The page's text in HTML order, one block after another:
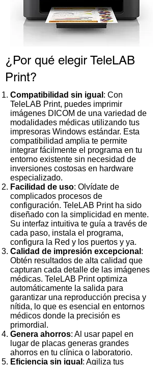
¿Por qué elegir TeleLAB
Print?
Compatibilidad sin igual : Con
TeleLAB Print, puedes imprimir
imágenes DICOM de una variedad de
modalidades médicas utilizando tus
impresoras Windows estándar. Esta
compatibilidad amplia te permite
integrar fácilmente el programa en tu
entorno existente sin necesidad de
inversiones costosas en hardware
especializado.
Facilidad de uso: Olvídate de
complicados procesos de
configuración. TeleLAB Print ha sido
diseñado con la simplicidad en mente.
Su interfaz intuitiva te guía a través de
cada paso, instala el programa,
configura la Red y los puertos y ya.
Calidad de impresión excepcional :
Obtén resultados de alta calidad que
capturan cada detalle de las imágenes
médicas. TeleLAB Print optimiza
automáticamente la salida para
garantizar una reproducción precisa y
nítida, lo que es esencial en entornos
médicos donde la precisión es
primordial.
Genera ahorros: Al usar papel en
lugar de placas generas grandes
ahorros en tu clínica o laboratorio.
Eficiencia sin igual : Agiliza tus